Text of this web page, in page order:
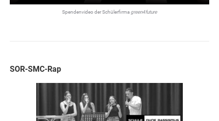
Spendenvideo der Schülerfirma green4future
SOR-SMC-Rap